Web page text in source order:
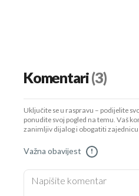
Komentari(3)
Uključite se u raspravu – podijelite
ponudite svoj pogled na temu. Vaš
zanimljiv dijalog i obogatiti zajednicu
Važna obavijest !